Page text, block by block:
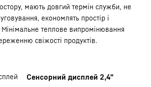
мають довгий термін служби, не
економлять простір і
теплове випромінювання
свіжості продуктів.
Сенсорний дисплей 2,4"